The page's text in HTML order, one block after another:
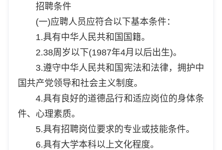
招聘条件
(一)应聘人员应符合以下基本条件：
1.具有中华人民共和国国籍。
2.38周岁以下(1987年4月以后出生)。
3.遵守中华人民共和国宪法和法律，拥护中
国共产党领导和社会主义制度。
4.具有良好的道德品行和适应岗位的身体条
件、心理素质。
5.具有招聘岗位要求的专业或技能条件。
6.具有大学本科以上文化程度。